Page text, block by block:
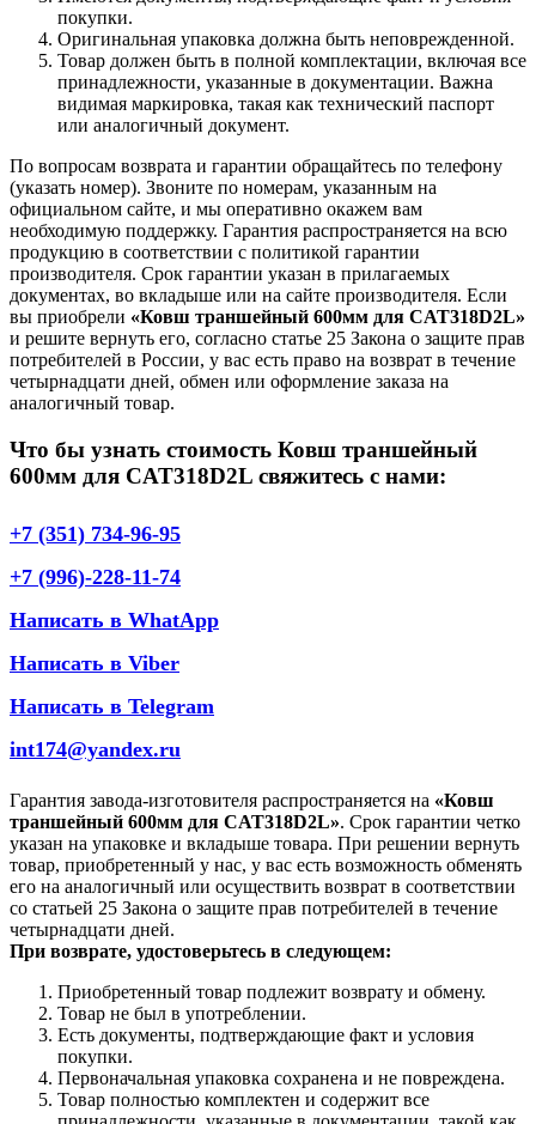
покупки.
Оригинальная упаковка должна быть неповрежденной.
Товар должен быть в полной комплектации, включая все
принадлежности, указанные в документации. Важна
видимая маркировка, такая как технический паспорт
или аналогичный документ.
По вопросам возврата и гарантии обращайтесь по телефону
(указать номер). Звоните по номерам, указанным на
официальном сайте, и мы оперативно окажем вам
необходимую поддержку. Гарантия распространяется на всю
продукцию в соответствии с политикой гарантии
производителя. Срок гарантии указан в прилагаемых
документах, во вкладыше или на сайте производителя. Если
вы приобрели «Ковш траншейный 600мм для CAT318D2L»
и решите вернуть его, согласно статье 25 Закона о защите прав
потребителей в России, у вас есть право на возврат в течение
четырнадцати дней, обмен или оформление заказа на
аналогичный товар.
Что бы узнать стоимость Ковш траншейный
600мм для CAT318D2L свяжитесь с нами:
+7 (351) 734-96-95
+7 (996)-228-11-74
Написать в WhatApp
Написать в Viber
Написать в Telegram
int174@yandex.ru
Гарантия завода-изготовителя распространяется на «Ковш
траншейный 600мм для CAT318D2L». Срок гарантии четко
указан на упаковке и вкладыше товара. При решении вернуть
товар, приобретенный у нас, у вас есть возможность обменять
его на аналогичный или осуществить возврат в соответствии
со статьей 25 Закона о защите прав потребителей в течение
четырнадцати дней.
При возврате, удостоверьтесь в следующем:
Приобретенный товар подлежит возврату и обмену.
Товар не был в употреблении.
Есть документы, подтверждающие факт и условия
покупки.
Первоначальная упаковка сохранена и не повреждена.
Товар полностью комплектен и содержит все